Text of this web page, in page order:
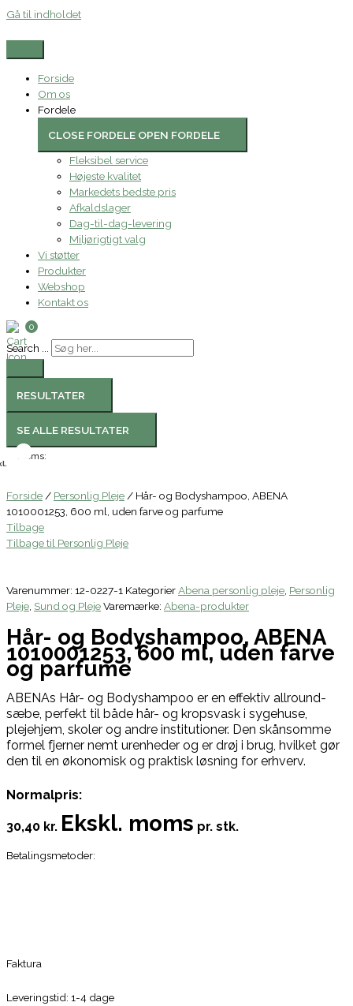
Gå til indholdet
Forside
Om os
Fordele
CLOSE FORDELE OPEN FORDELE
Fleksibel service
Højeste kvalitet
Markedets bedste pris
Afkaldslager
Dag-til-dag-levering
Miljørigtigt valg
Vi støtter
Produkter
Webshop
Kontakt os
0
Search ...
RESULTATER
SE ALLE RESULTATER
Moms:
Forside/ Personlig Pleje/ Hår- og Bodyshampoo, ABENA
1010001253, 600 ml, uden farve og parfume
Tilbage
Tilbage til Personlig Pleje
Varenummer: 12-0227-1 KategorierAbena personlig pleje, Personlig
Pleje, Sund og PlejeVaremærke: Abena-produkter
Hår- og Bodyshampoo, ABENA
1010001253, 600 ml, uden farve
og parfume
ABENAs Hår- og Bodyshampoo er en effektiv allround-
sæbe, perfekt til både hår- og kropsvask i sygehuse,
plejehjem, skoler og andre institutioner. Den skånsomme
formel fjerner nemt urenheder og er drøj i brug, hvilket gør
den til en økonomisk og praktisk løsning for erhverv.
Normalpris:
30,40 kr. Ekskl. moms pr. stk.
Betalingsmetoder:
Faktura
Leveringstid: 1-4 dage